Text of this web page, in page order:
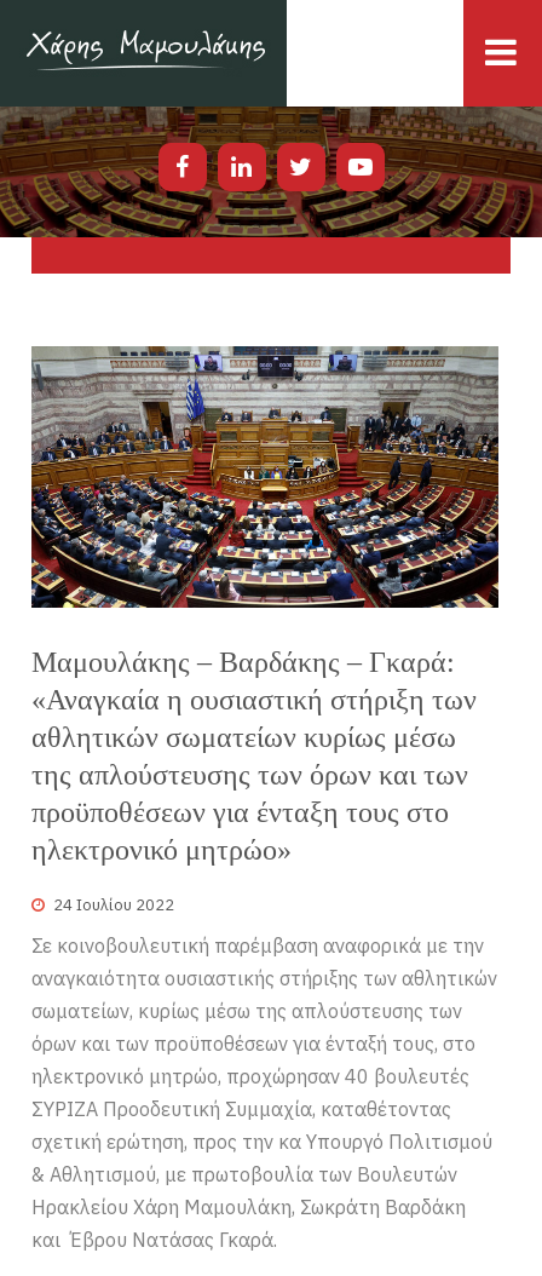
Μαμουλάκης – Βαρδάκης – Γκαρά:
«Αναγκαία η ουσιαστική στήριξη των
αθλητικών σωματείων κυρίως μέσω
της απλούστευσης των όρων και των
προϋποθέσεων για ένταξη τους στο
ηλεκτρονικό μητρώο»
24 Ιουλίου 2022
Σε κοινοβουλευτική παρέμβαση αναφορικά με την
αναγκαιότητα ουσιαστικής στήριξης των αθλητικών
σωματείων, κυρίως μέσω της απλούστευσης των
όρων και των προϋποθέσεων για ένταξή τους, στο
ηλεκτρονικό μητρώο, προχώρησαν 40 βουλευτές
ΣΥΡΙΖΑ Προοδευτική Συμμαχία, καταθέτοντας
σχετική ερώτηση, προς την κα Υπουργό Πολιτισμού
& Αθλητισμού, με πρωτοβουλία των Βουλευτών
Ηρακλείου Χάρη Μαμουλάκη, Σωκράτη Βαρδάκη
και Έβρου Νατάσας Γκαρά.